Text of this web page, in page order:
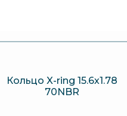
Кольцо X-ring 15.6х1.78
70NBR